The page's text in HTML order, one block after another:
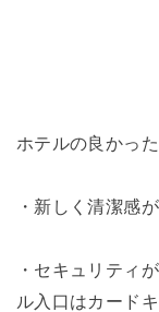
ホテルの良かっ
・新しく清潔感が
・セキュリティ
ル入口はカード